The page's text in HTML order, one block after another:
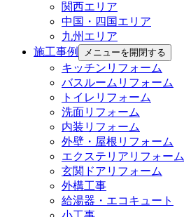
関西エリア
中国・四国エリア
九州エリア
施工事例
メニューを開閉する
キッチンリフォーム
バスルームリフォーム
トイレリフォーム
洗面リフォーム
内装リフォーム
外壁・屋根リフォーム
エクステリアリフォーム
玄関ドアリフォーム
外構工事
給湯器・エコキュート